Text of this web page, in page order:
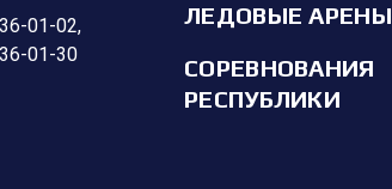
01-02,
01-30
ЛЕДОВЫЕ АРЕНЫ
СОРЕВНОВАНИЯ
РЕСПУБЛИКИ